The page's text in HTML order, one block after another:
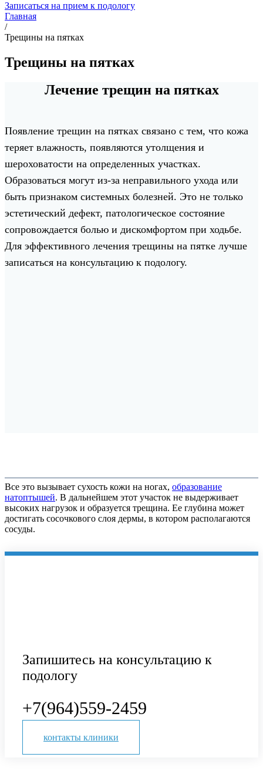
Записаться на прием к подологу
Главная
/
Трещины на пятках
Трещины на пятках
Лечение трещин на пятках
Появление трещин на пятках связано с тем, что кожа
теряет влажность, появляются утолщения и
шероховатости на определенных участках.
Образоваться могут из-за неправильного ухода или
быть признаком системных болезней. Это не только
эстетический дефект, патологическое состояние
сопровождается болью и дискомфортом при ходьбе.
Для эффективного лечения трещины на пятке лучше
записаться на консультацию к подологу.
Все это вызывает сухость кожи на ногах, образование
натоптышей. В дальнейшем этот участок не выдерживает
высоких нагрузок и образуется трещина. Ее глубина может
достигать сосочкового слоя дермы, в котором располагаются
сосуды.
Запишитесь на консультацию к
подологу
+7(964)559-2459
контакты клиники